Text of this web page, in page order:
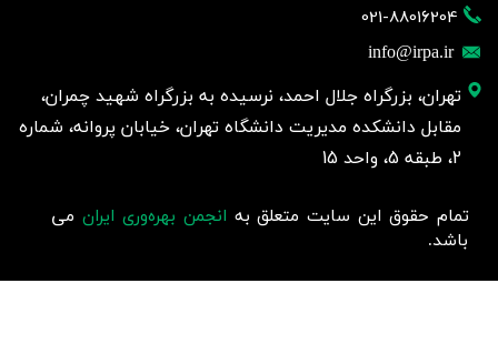
021-88016204
info@irpa.ir
تهران، بزرگراه جلال احمد، نرسیده به بزرگراه شهید چمران،
مقابل دانشکده مدیریت دانشگاه تهران، خیابان پروانه، شماره
2، طبقه 5، واحد 15
تمام حقوق این سایت متعلق به انجمن بهره‌وری ایران می
باشد.